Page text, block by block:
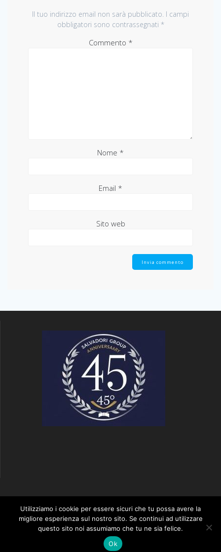
Il tuo indirizzo email non sarà pubblicato. I campi
obbligatori sono contrassegnati *
Commento *
Nome *
Email *
Sito web
S2 SALVADORI GROUP
© 2026 S2 SALVADORI GROUP. Realizzato utilizzando WordPress
il tema EmpowerWP
Utilizziamo i cookie per essere sicuri che tu possa avere la
migliore esperienza sul nostro sito. Se continui ad utilizzare
questo sito noi assumiamo che tu ne sia felice.
Ok